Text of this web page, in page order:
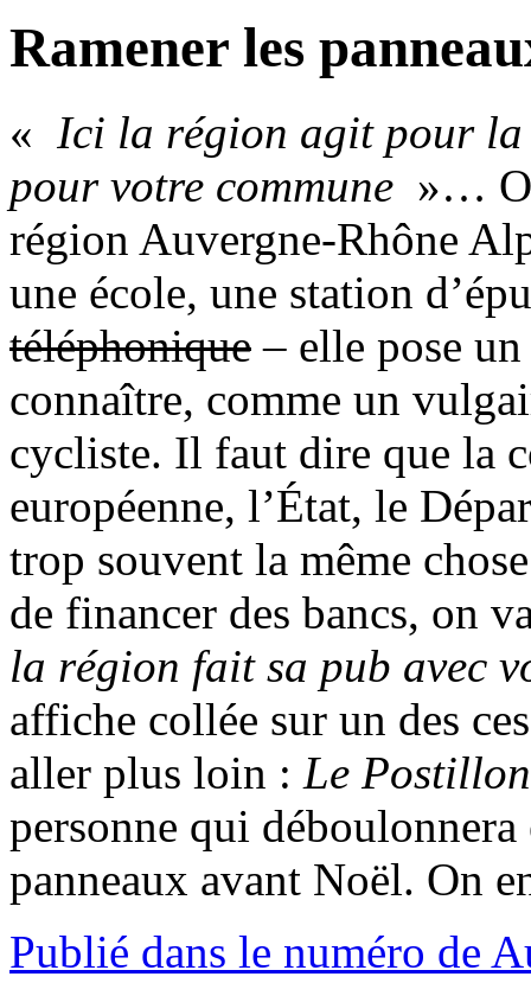
Ramener les
« Ici la région agit pour la
pour votre commune »…
région Auvergne-Rhône
une école, une station
téléphonique – elle pose
connaître, comme un
cycliste. Il faut dire que la
européenne, l’État, le
trop souvent la même
de financer des bancs, on
la région fait sa pub avec
affiche collée sur un des
aller plus loin : Le Postillon
personne qui
panneaux avant Noël. On
Publié dans le numéro de